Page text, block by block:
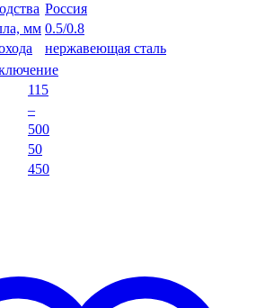
Россия
мм 0.5/0.8
нержавеющая сталь
115
–
500
50
450